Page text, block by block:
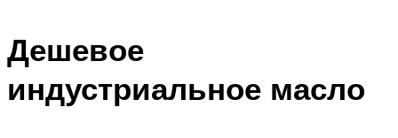
Дешевое
индустриальное масло